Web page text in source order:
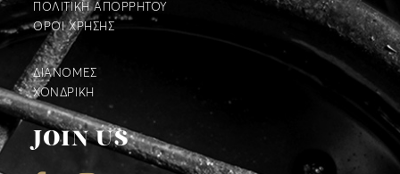
ΠΟΛΙΤΙΚΗ ΑΠΟΡΡΗΤΟΥ
ΟΡΟΙ ΧΡΗΣΗΣ
ΔΙΑΝΟΜΕΣ
ΧΟΝΔΡΙΚΗ
JOIN US